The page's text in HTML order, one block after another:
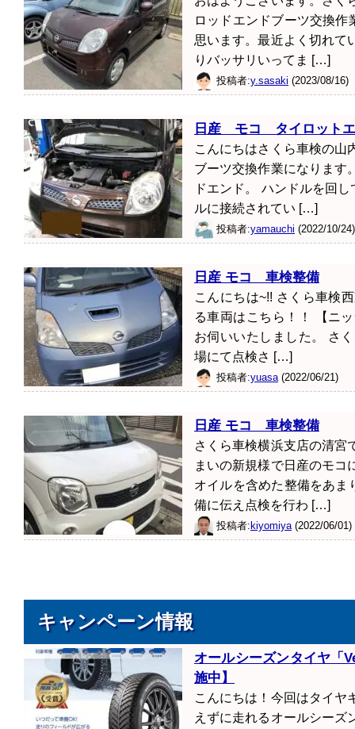
*8（整備保証）保証期間または走行距離のどちらかが上限に達す
証が適用されます。中古部品は対象外となります。また、一部
い。
ロッドエンドブーツ交換
思います。最近よく切れて
りバッサリいってま […]
投稿者:y.sasaki (2023/08/16)
日産 モコ タイロットエ
こんにちはさくら車検の
ブーツ交換作業になります
ドエンド。 ハンドルを回
ルに接続されてい […]
投稿者:yamauchi (2022/10/24)
日産 モコ 車検整備
こんにちは~!! さくら車検
る車両はこちら！！ 【ニ
お伺いいたしました。 さ
場にて点検さ […]
投稿者:yuasa(2022/06/21)
日産 モコ 車検整備
さくら車検横浜支店の清宮
まいの新規様で日産のモコ
オイルを含めた整備をあま
備に伝え点検を行わ […]
投稿者: kiyomiya(2022/06/01)
キャンペーン情報
オールシーズンタイヤ「
施中】
こんにちは！今回はタイヤ
えずに走れるオールシーズ